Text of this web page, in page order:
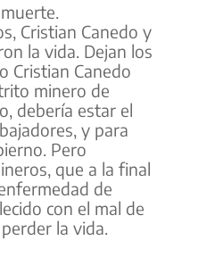
Cristian Canedo y
la vida. Dejan los
Cristian Canedo
minero de
debería estar el
y para
Pero
que a la final
de
con el mal de
la vida.